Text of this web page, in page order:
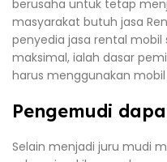
berusaha untuk tetap
masyarakat butuh jasa
penyedia jasa rental mobil
maksimal, ialah dasar
harus menggunakan mobil
Pengemudi
Selain menjadi juru mudi